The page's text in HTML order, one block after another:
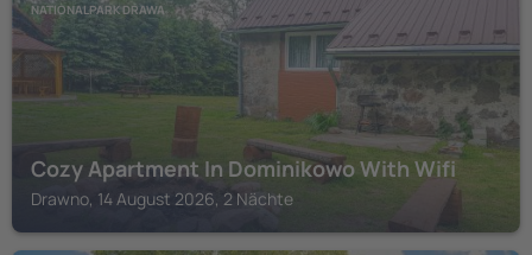
NATIONALPARK DRAWA
Cozy Apartment In Dominikowo With Wifi
Drawno, 14 August 2026, 2 Nächte